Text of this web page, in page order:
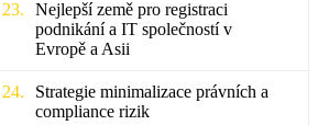
Nejlepší země pro registraci
podnikání a IT společností v
Evropě a Asii
Strategie minimalizace právních a
compliance rizik